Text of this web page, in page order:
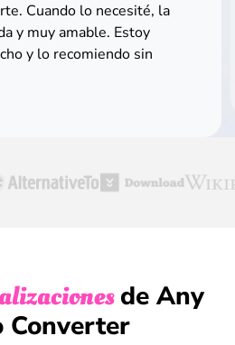
Cuando lo necesité, la
y muy amable. Estoy
y lo recomiendo sin
de Any
Converter